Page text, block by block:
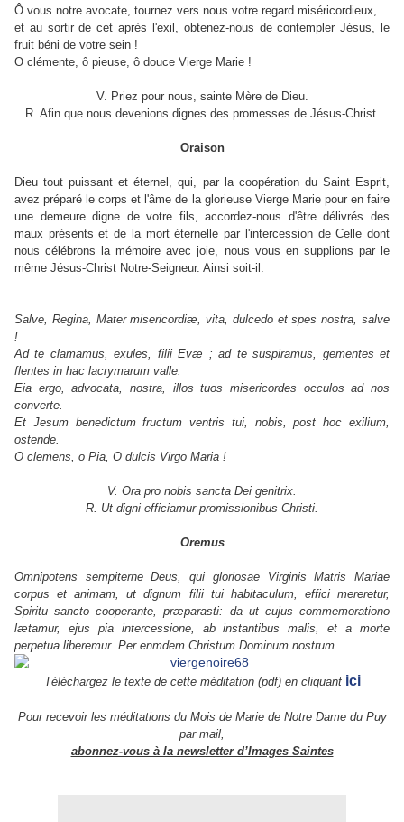
Ô vous notre avocate, tournez vers nous votre regard miséricordieux,
et au sortir de cet après l'exil, obtenez-nous de contempler Jésus, le
fruit béni de votre sein !
O clémente, ô pieuse, ô douce Vierge Marie !
V. Priez pour nous, sainte Mère de Dieu.
R. Afin que nous devenions dignes des promesses de Jésus-Christ.
Oraison
Dieu tout puissant et éternel, qui, par la coopération du Saint Esprit,
avez préparé le corps et l'âme de la glorieuse Vierge Marie pour en faire
une demeure digne de votre fils, accordez-nous d'être délivrés des
maux présents et de la mort éternelle par l'intercession de Celle dont
nous célébrons la mémoire avec joie, nous vous en supplions par le
même Jésus-Christ Notre-Seigneur. Ainsi soit-il.
Salve, Regina, Mater misericordiæ, vita, dulcedo et spes nostra, salve
!
Ad te clamamus, exules, filii Evæ ; ad te suspiramus, gementes et
flentes in hac lacrymarum valle.
Eia ergo, advocata, nostra, illos tuos misericordes occulos ad nos
converte.
Et Jesum benedictum fructum ventris tui, nobis, post hoc exilium,
ostende.
O clemens, o Pia, O dulcis Virgo Maria !
V. Ora pro nobis sancta Dei genitrix.
R. Ut digni efficiamur promissionibus Christi.
Oremus
Omnipotens sempiterne Deus, qui gloriosae Virginis Matris Mariae
corpus et animam, ut dignum filii tui habitaculum, effici mereretur,
Spiritu sancto cooperante, præparasti: da ut cujus commemorationo
lætamur, ejus pia intercessione, ab instantibus malis, et a morte
perpetua liberemur. Per enmdem Christum Dominum nostrum.
Téléchargez le texte de cette méditation (pdf) en cliquant ici
Pour recevoir les méditations du Mois de Marie de Notre Dame du Puy
par mail,
abonnez-vous à la newsletter d’Images Saintes